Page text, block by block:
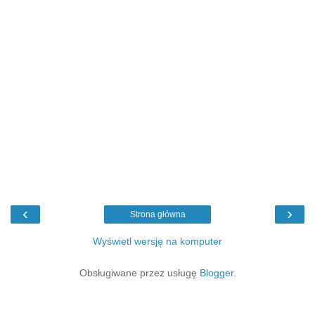
‹ ›
Strona główna
Wyświetl wersję na komputer
Obsługiwane przez usługę Blogger.